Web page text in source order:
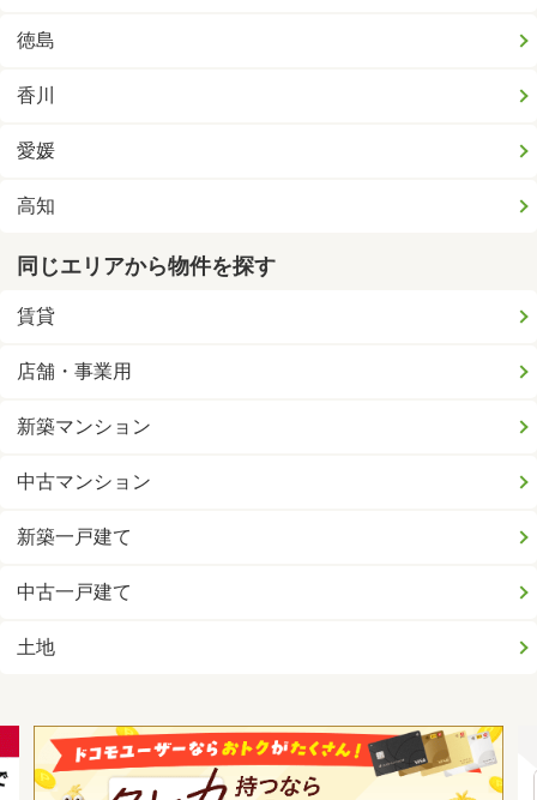
徳島
香川
愛媛
高知
同じエリアから物件を探す
賃貸
店舗・事業用
新築マンション
中古マンション
新築一戸建て
中古一戸建て
土地